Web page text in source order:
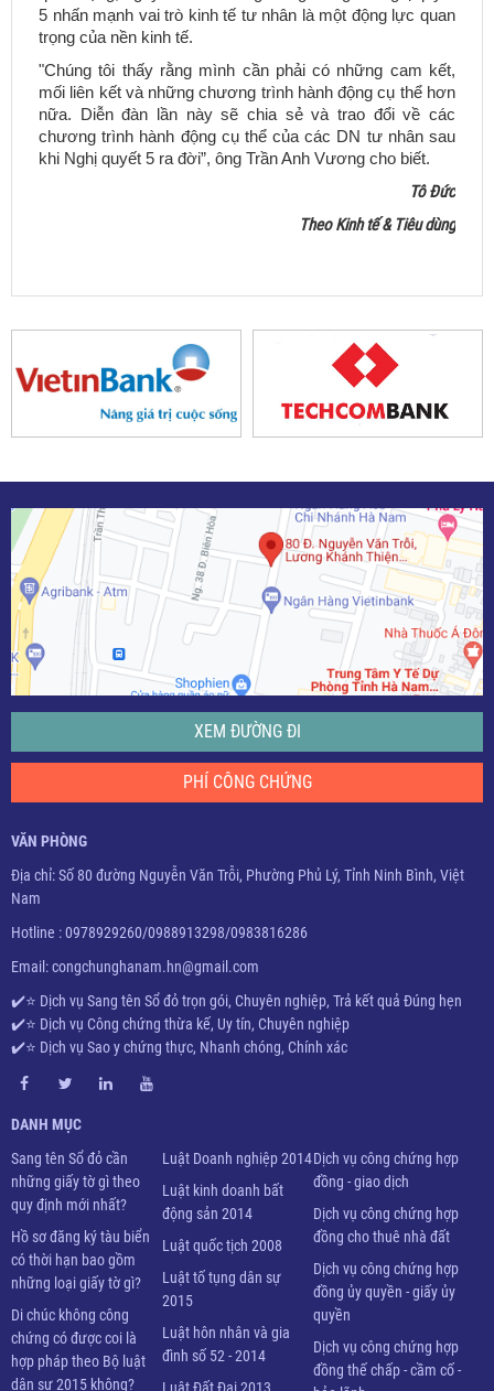
5 nhấn mạnh vai trò kinh tế tư nhân là một động lực quan
trọng của nền kinh tế.
"Chúng tôi thấy rằng mình cần phải có những cam kết,
mối liên kết và những chương trình hành động cụ thể hơn
nữa. Diễn đàn lần này sẽ chia sẻ và trao đổi về các
chương trình hành động cụ thể của các DN tư nhân sau
khi Nghị quyết 5 ra đời”, ông Trần Anh Vương cho biết.
Tô Đức
Theo Kinh tế & Tiêu dùng
XEM ĐƯỜNG ĐI
PHÍ CÔNG CHỨNG
VĂN PHÒNG
Địa chỉ: Số 80 đường Nguyễn Văn Trỗi, Phường Phủ Lý, Tỉnh Ninh Bình, Việt
Nam
Hotline : 0978929260/0988913298/0983816286
Email: congchunghanam.hn@gmail.com
✔️⭐ Dịch vụ Sang tên Sổ đỏ trọn gói, Chuyên nghiệp, Trả kết quả Đúng hẹn
✔️⭐ Dịch vụ Công chứng thừa kế, Uy tín, Chuyên nghiệp
✔️⭐ Dịch vụ Sao y chứng thực, Nhanh chóng, Chính xác
DANH MỤC
Sang tên Sổ đỏ cần
những giấy tờ gì theo
quy định mới nhất?
Hồ sơ đăng ký tàu biển
có thời hạn bao gồm
những loại giấy tờ gì?
Di chúc không công
chứng có được coi là
hợp pháp theo Bộ luật
dân sự 2015 không?
Luật Doanh nghiệp 2014
Luật kinh doanh bất
động sản 2014
Luật quốc tịch 2008
Luật tố tụng dân sự
2015
Luật hôn nhân và gia
đình số 52 - 2014
Luật Đất Đai 2013
Dịch vụ công chứng hợp
đồng - giao dịch
Dịch vụ công chứng hợp
đồng cho thuê nhà đất
Dịch vụ công chứng hợp
đồng ủy quyền - giấy ủy
quyền
Dịch vụ công chứng hợp
đồng thế chấp - cầm cố -